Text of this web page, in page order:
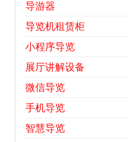
导游器
导览机租赁柜
小程序导览
展厅讲解设备
微信导览
手机导览
智慧导览